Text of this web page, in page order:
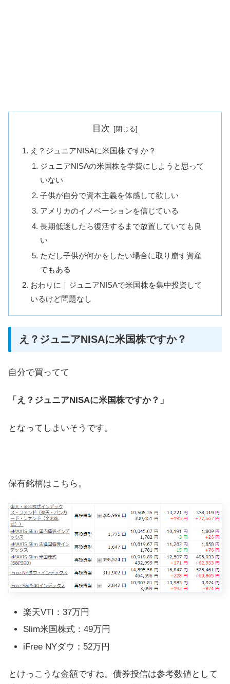
目次
え？ジュニアNISAに米国株ですか？
ジュニアNISAの米国株を学費にしようと思って
いない
子供が自分で資本主義を体感して欲しい
アメリカのイノベーションを信じている
長期低迷したら復活するまで放置していても良
い
ただし子供が何かをしたい場合に取り崩す資産
でもある
おわりに｜ジュニアNISAで米国株を集中投資して
いるけど問題なし
え？ジュニアNISAに米国株ですか？
自分で買ってて
「え？ジュニアNISAに米国株ですか？」
となってしまいそうです。
保有銘柄はこちら。
楽天VTI：37万円
Slim米国株式：49万円
iFree NYダウ：52万円
とけっこうな金額ですね。債券投信は参考数値として